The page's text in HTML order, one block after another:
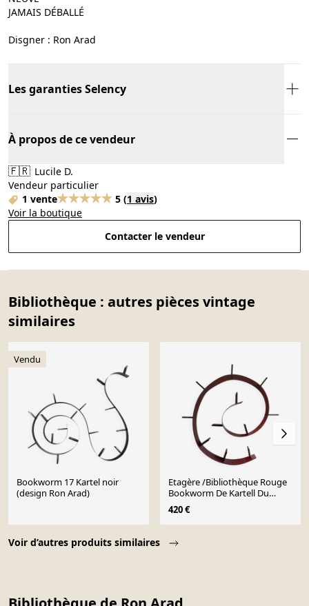
JAMAIS DÉBALLÉ
Disgner : Ron Arad
Les garanties Selency
À propos de ce vendeur
🇫🇷 Lucile D.
Vendeur particulier
1 vente
5 (1 avis)
Voir la boutique
Contacter le vendeur
Bibliothèque : autres pièces vintage
similaires
Voir d’autres produits similaires
Vendu
Bookworm 17 Kartel noir
(design Ron Arad)
Etagère /Bibliothèque Rouge
Bookworm De Kartell Du
Designer Ron Arad
420 €